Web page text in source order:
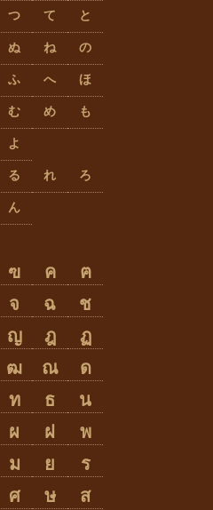
つ て と
ぬ ね の
ふ へ ほ
む め も
よ
る れ ろ
ん
ฃ ค
ฅ
จ ฉ
ช
ญ ฎ
ฏ
ฒ ณ
ด
ท ธ
น
ผ ฝ
พ
ม ย
ร
ศ ษ
ส